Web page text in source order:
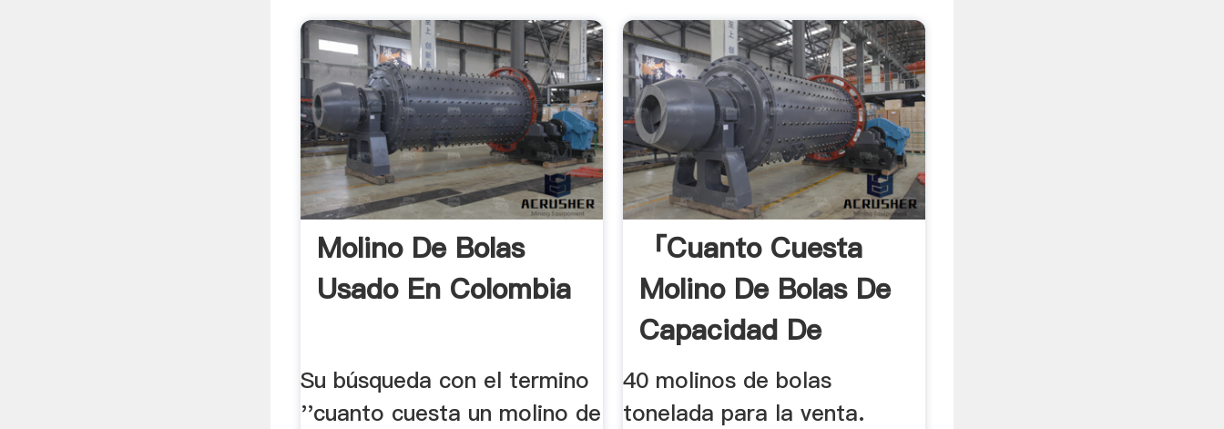
Molino De Bolas
Usado En Colombia
Su búsqueda con el termino
''cuanto cuesta un molino de
「cuanto Cuesta
Molino De Bolas De
Capacidad De
Toneladas」
40 molinos de bolas
tonelada para la venta.